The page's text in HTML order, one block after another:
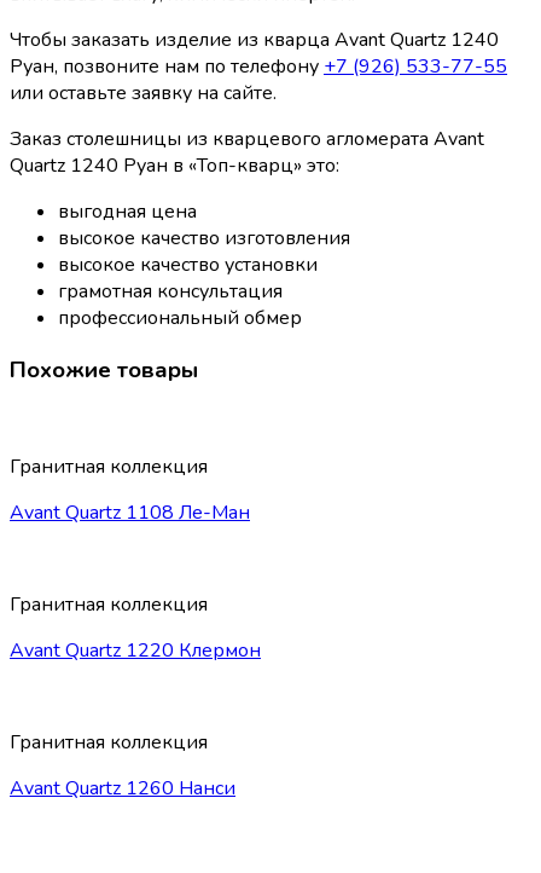
Чтобы заказать изделие из кварца Avant Quartz 1240
Руан, позвоните нам по телефону +7 (926) 533-77-55
или оставьте заявку на сайте.
Заказ столешницы из кварцевого агломерата Avant
Quartz 1240 Руан в «Топ-кварц» это:
выгодная цена
высокое качество изготовления
высокое качество установки
грамотная консультация
профессиональный обмер
Похожие товары
Гранитная коллекция
Avant Quartz 1108 Ле-Ман
Гранитная коллекция
Avant Quartz 1220 Клермон
Гранитная коллекция
Avant Quartz 1260 Нанси